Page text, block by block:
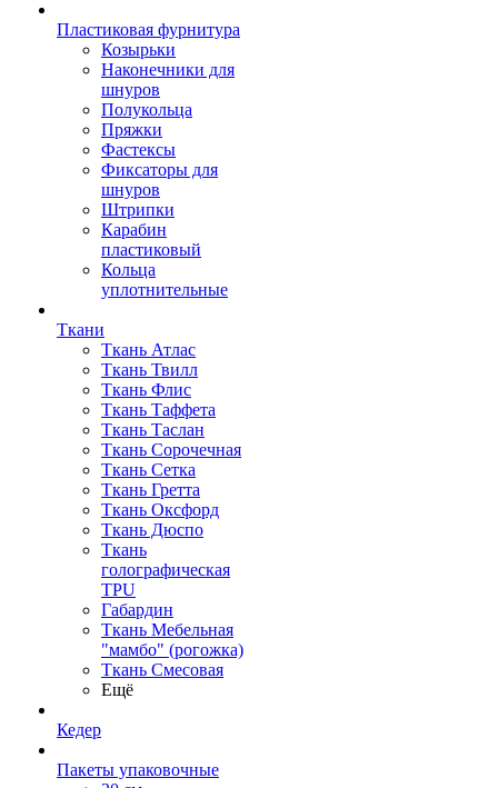
Пластиковая фурнитура
Козырьки
Наконечники для
шнуров
Полукольца
Пряжки
Фастексы
Фиксаторы для
шнуров
Штрипки
Карабин
пластиковый
Кольца
уплотнительные
Ткани
Ткань Атлас
Ткань Твилл
Ткань Флис
Ткань Таффета
Ткань Таслан
Ткань Сорочечная
Ткань Сетка
Ткань Гретта
Ткань Оксфорд
Ткань Дюспо
Ткань
голографическая
TPU
Габардин
Ткань Мебельная
"мамбо" (рогожка)
Ткань Смесовая
Ещё
Кедер
Пакеты упаковочные